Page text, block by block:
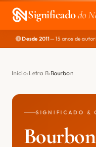
Significadodo
EXPLORAR
NOME PERFEITO
Desde 2011— 15 anos de
Início Letra B Bourbon
SIGNIFICADO &
Bourbon